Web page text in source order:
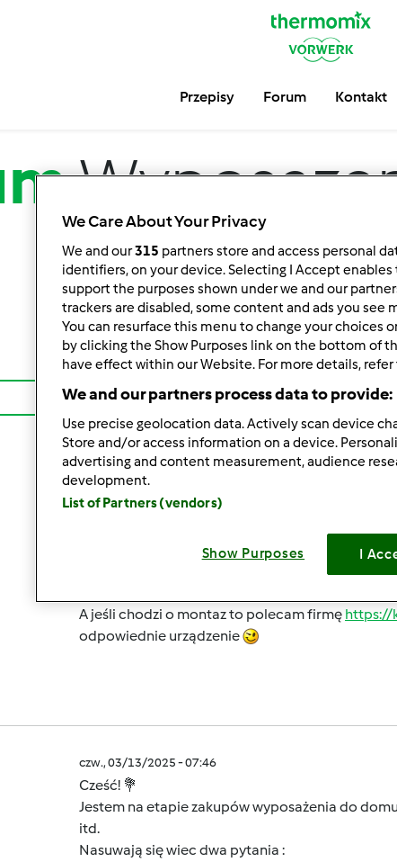
Przepisy Forum Kontakt
Sortuj po:
Najnowsze wyniki
Wyników
10
Moje top 3 sprzętów AGD - klimatyzacja,
A jeśli chodzi o montaz to polecam firmę https://
odpowiednie urządzenie
czw., 03/13/2025 - 07:46
Cześć! 💐
Jestem na etapie zakupów wyposażenia do
itd.
Nasuwają się wiec dwa pytania :
We Care About Your Privacy
We and our315 partners store and access personal
identifiers, on your device. Selecting I Accept
support the purposes shown under we and our
trackers are disabled, some content and ads you see
You can resurface this menu to change your choices
by clicking the Show Purposes link on the bottom of
have effect within our Website. For more details, refer
We and our partners process data to provide:
Use precise geolocation data. Actively scan device
Store and/or access information on a device.
advertising and content measurement, audience
development.
List of Partners (vendors)
Show Purposes I